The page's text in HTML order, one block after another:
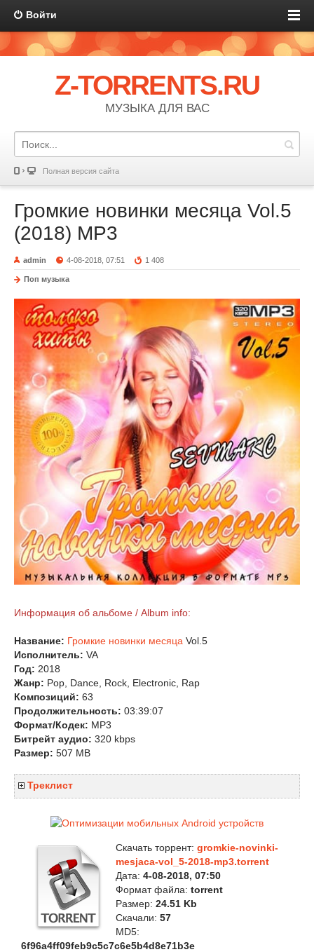
Войти
Z-TORRENTS.RU
МУЗЫКА ДЛЯ ВАС
Полная версия сайта
Громкие новинки месяца Vol.5
(2018) MP3
admin 4-08-2018, 07:51 1 408
Поп музыка
Информация об альбоме / Album info:
Название: Громкие новинки месяца Vol.5
Исполнитель: VA
Год: 2018
Жанр: Pop, Dance, Rock, Electronic, Rap
Композиций: 63
Продолжительность: 03:39:07
Формат/Кодек: MP3
Битрейт аудио: 320 kbps
Размер: 507 MB
Треклист
Скачать торрент: gromkie-novinki-
mesjaca-vol_5-2018-mp3.torrent
Дата: 4-08-2018, 07:50
Формат файла: torrent
Размер: 24.51 Kb
Скачали: 57
MD5:
6f96a4ff09feb9c5c7c6e5b4d8e71b3e